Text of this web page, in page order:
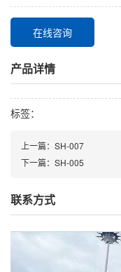
在线咨询
产品详情
标签：
上一篇：SH-007
下一篇：SH-005
联系方式